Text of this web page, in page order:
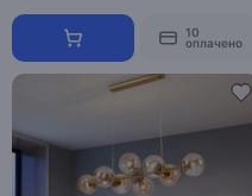
10
оплачено